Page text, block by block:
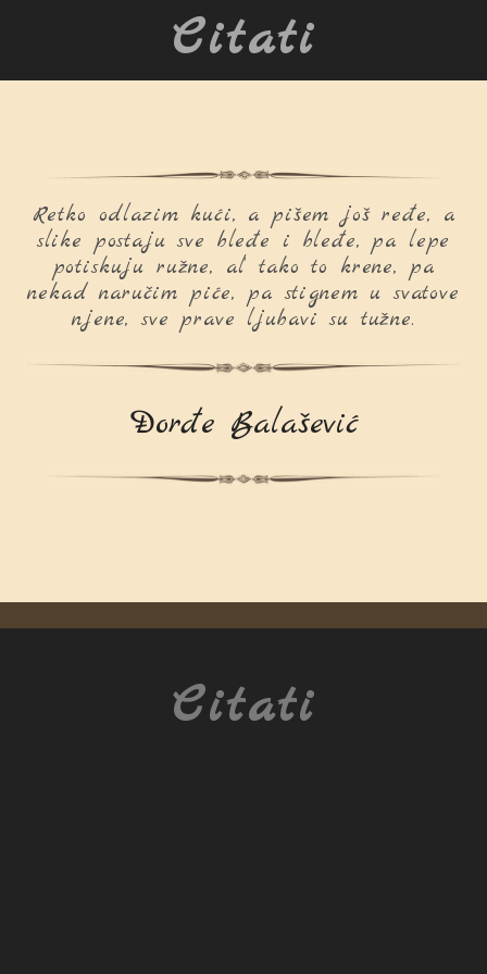
Citati
Retko odlazim kući, a pišem još ređe, a
slike postaju sve bleđe i bleđe, pa lepe
potiskuju ružne, al’ tako to krene, pa
nekad naručim piće, pa stignem u svatove
njene, sve prave ljubavi su tužne.
Đorđe Balašević
Citati